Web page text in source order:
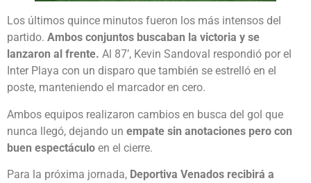
Los últimos quince minutos fueron los más intensos del
partido. Ambos conjuntos buscaban la victoria y se
lanzaron al frente. Al 87’, Kevin Sandoval respondió por el
Inter Playa con un disparo que también se estrelló en el
poste, manteniendo el marcador en cero.
Ambos equipos realizaron cambios en busca del gol que
nunca llegó, dejando un empate sin anotaciones pero con
buen espectáculo en el cierre.
Para la próxima jornada, Deportiva Venados recibirá a